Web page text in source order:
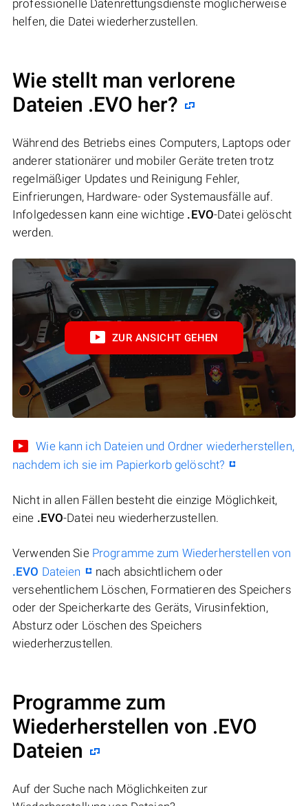
professionelle Datenrettungsdienste möglicherweise
helfen, die Datei wiederherzustellen.
Wie stellt man verlorene
Dateien .EVO her?
Während des Betriebs eines Computers, Laptops oder
anderer stationärer und mobiler Geräte treten trotz
regelmäßiger Updates und Reinigung Fehler,
Einfrierungen, Hardware- oder Systemausfälle auf.
Infolgedessen kann eine wichtige .EVO-Datei gelöscht
werden.
ZUR ANSICHT GEHEN
Wie kann ich Dateien und Ordner wiederherstellen,
nachdem ich sie im Papierkorb gelöscht?
Nicht in allen Fällen besteht die einzige Möglichkeit,
eine .EVO-Datei neu wiederherzustellen.
Verwenden Sie Programme zum Wiederherstellen von
.EVO Dateien
nach absichtlichem oder
versehentlichem Löschen, Formatieren des Speichers
oder der Speicherkarte des Geräts, Virusinfektion,
Absturz oder Löschen des Speichers
wiederherzustellen.
Programme zum
Wiederherstellen von .EVO
Dateien
Auf der Suche nach Möglichkeiten zur